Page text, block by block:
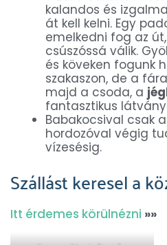
kalandos és
át kell kelni. Egy
emelkedni fog az
csúszóssá válik.
és köveken fogunk
szakaszon, de a
majd a csoda, a
fantasztikus
Babakocsival csak
hordozóval végig
vízesésig.
Szállást keresel a
Itt érdemes körülnézni »»